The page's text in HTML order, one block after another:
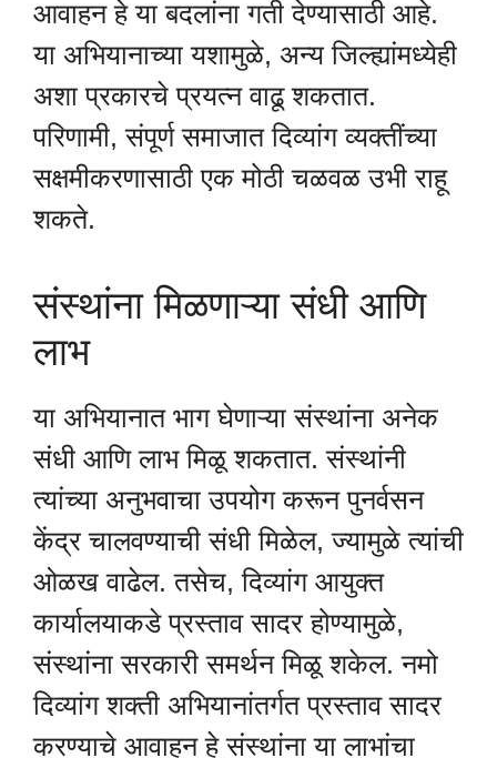
आवाहन हे या बदलांना गती देण्यासाठी आहे.
या अभियानाच्या यशामुळे, अन्य जिल्ह्यांमध्येही
अशा प्रकारचे प्रयत्न वाढू शकतात.
परिणामी, संपूर्ण समाजात दिव्यांग व्यक्तींच्या
सक्षमीकरणासाठी एक मोठी चळवळ उभी राहू
शकते.
संस्थांना मिळणाऱ्या संधी आणि
लाभ
या अभियानात भाग घेणाऱ्या संस्थांना अनेक
संधी आणि लाभ मिळू शकतात. संस्थांनी
त्यांच्या अनुभवाचा उपयोग करून पुनर्वसन
केंद्र चालवण्याची संधी मिळेल, ज्यामुळे त्यांची
ओळख वाढेल. तसेच, दिव्यांग आयुक्त
कार्यालयाकडे प्रस्ताव सादर होण्यामुळे,
संस्थांना सरकारी समर्थन मिळू शकेल. नमो
दिव्यांग शक्ती अभियानांतर्गत प्रस्ताव सादर
करण्याचे आवाहन हे संस्थांना या लाभांचा